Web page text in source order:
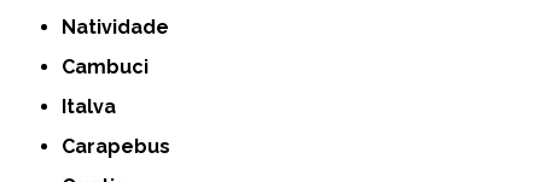
Natividade
Cambuci
Italva
Carapebus